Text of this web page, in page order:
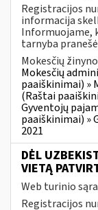
Registracijos
informacija
Informuojame,
tarnyba
Mokesčių
Mokesčių
paaiškinimai) »
(Raštai
Gyventojų
paaiškinimai) »
2021
DĖL
VIETĄ
Web turinio
Registracijos